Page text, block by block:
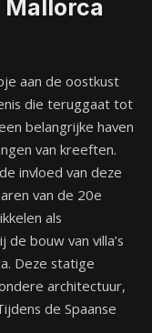
Mallorca
aan de oostkust
die teruggaat tot
belangrijke haven
van kreeften.
invloed van deze
van de 20e
als
bouw van villa’s
Deze statige
architectuur,
de Spaanse